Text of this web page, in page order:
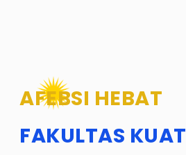
AFEBSI HEBAT
FAKULTAS KUAT